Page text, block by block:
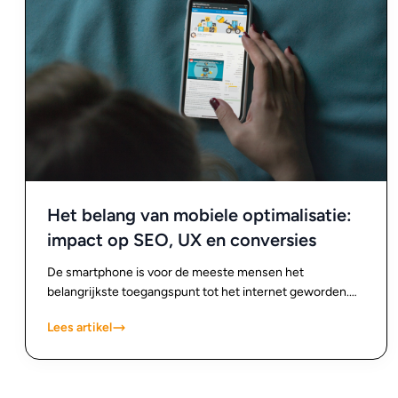
pakken, wordt de weg naar een succesvolle website een
Het belang van mobiele optimalisatie:
impact op SEO, UX en conversies
De smartphone is voor de meeste mensen het
belangrijkste toegangspunt tot het internet geworden.
vergelijken van producten of het doen van aankopen, het
Lees artikel